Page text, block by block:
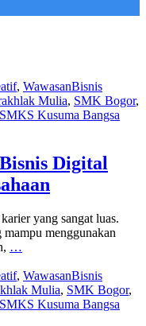
, WawasanBisnis
Mulia, SMK Bogor,
SMKS Kusuma Bangsa
Digital
yang sangat luas.
mampu menggunakan
…
, WawasanBisnis
Mulia, SMK Bogor,
SMKS Kusuma Bangsa